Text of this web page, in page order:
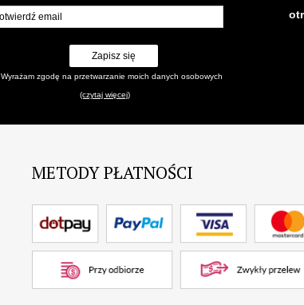
Zapisz się
Wyrażam zgodę na przetwarzanie moich danych osobowych
(czytaj więcej)
METODY PŁATNOŚCI